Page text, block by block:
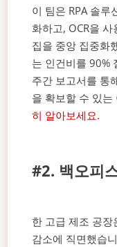
이 팀은 RPA 솔루
화하고, OCR을
집을 중앙 집중화
는 인건비를 90%
주간 보고서를 통
을 확보할 수 있는
히 알아보세요.
#2. 백오피
한 고급 제조 공
감소에 직면했습